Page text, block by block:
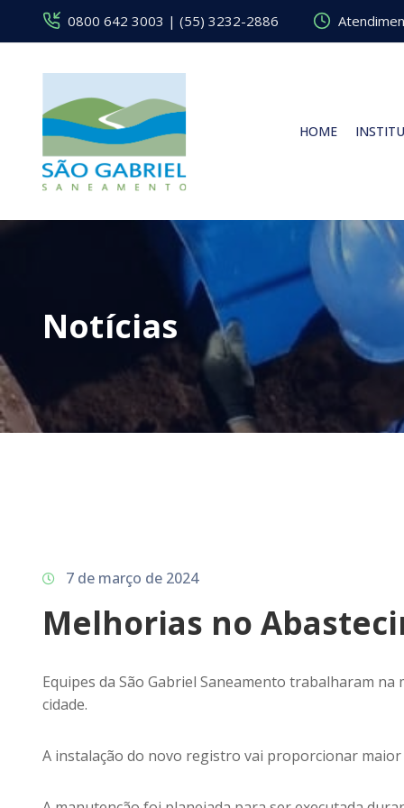
0800 642 3003 | (55) 3232-2886
HOME
Notícias
7 de março de 2024
Melhorias no
Equipes da São Gabriel Saneamento trabalharam
cidade.
A instalação do novo registro vai proporcionar